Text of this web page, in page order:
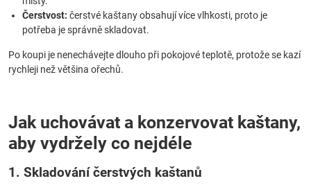
Čerstvost: čerstvé kaštany obsahují více vlhkosti, proto je
potřeba je správně skladovat.
Po koupi je nenechávejte dlouho při pokojové teplotě, protože se kazí
rychleji než většina ořechů.
Jak uchovávat a konzervovat kaštany,
aby vydržely co nejdéle
1. Skladování čerstvých kaštanů